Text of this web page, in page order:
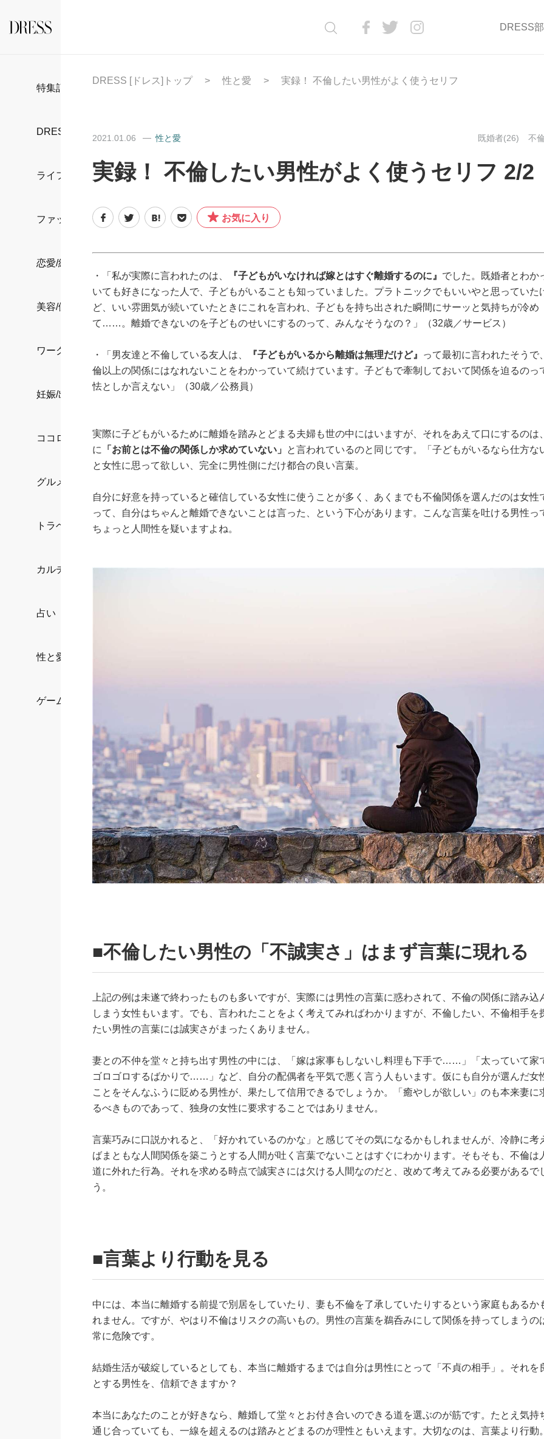
DRESS
特集記事
DRESS部活
ライフスタイル
ファッション
恋愛/結婚/離婚
美容/健康
ワークスタイル
妊娠/出産/家族
ココロ/カラダ
グルメ
トラベル
カルチャー/エンタメ
占い
性と愛
ゲーム
DRESS [ドレス]トップ 性と愛 実録！ 不倫したい男性がよく使うセリフ
2021.01.06 性と愛 既婚者(26) 不
実録！ 不倫したい男性がよく使うセリフ 2/2
お気に入り
・「私が実際に言われたのは、 『子どもがいなければ嫁とはすぐ離婚するのに』 でした。既婚者とわか
いても好きになった人で、子どもがいることも知っていました。プラトニックでもいいやと思っていた
ど、いい雰囲気が続いていたときにこれを言われ、子どもを持ち出された瞬間にサーッと気持ちが冷め
て……。離婚できないのを子どものせいにするのって、みんなそうなの？」（32歳／サービス）
・「男友達と不倫している友人は、 『子どもがいるから離婚は無理だけど』
って最初に言われたそうで
倫以上の関係にはなれないことをわかっていて続けています。子どもで牽制しておいて関係を迫るのっ
怯としか言えない」（30歳／公務員）
実際に子どもがいるために離婚を踏みとどまる夫婦も世の中にはいますが、それをあえて口にするのは
に
「お前とは不倫の関係しか求めていない」
と言われているのと同じです。「子どもがいるなら仕方な
と女性に思って欲しい、完全に男性側にだけ都合の良い言葉。
自分に好意を持っていると確信している女性に使うことが多く、あくまでも不倫関係を選んだのは女性
って、自分はちゃんと離婚できないことは言った、という下心があります。こんな言葉を吐ける男性っ
ちょっと人間性を疑いますよね。
■不倫したい男性の「不誠実さ」はまず言葉に現れる
上記の例は未遂で終わったものも多いですが、実際には男性の言葉に惑わされて、不倫の関係に踏み込
しまう女性もいます。でも、言われたことをよく考えてみればわかりますが、不倫したい、不倫相手を
たい男性の言葉には誠実さがまったくありません。
妻との不仲を堂々と持ち出す男性の中には、「嫁は家事もしないし料理も下手で……」「太っていて家
ゴロゴロするばかりで……」など、自分の配偶者を平気で悪く言う人もいます。仮にも自分が選んだ女
ことをそんなふうに貶める男性が、果たして信用できるでしょうか。「癒やしが欲しい」のも本来妻に
るべきものであって、独身の女性に要求することではありません。
言葉巧みに口説かれると、「好かれているのかな」と感じてその気になるかもしれませんが、冷静に考
ばまともな人間関係を築こうとする人間が吐く言葉でないことはすぐにわかります。そもそも、不倫は
道に外れた行為。それを求める時点で誠実さには欠ける人間なのだと、改めて考えてみる必要があるで
う。
■言葉より行動を見る
中には、本当に離婚する前提で別居をしていたり、妻も不倫を了承していたりするという家庭もあるか
れません。ですが、やはり不倫はリスクの高いもの。男性の言葉を鵜呑みにして関係を持ってしまうの
常に危険です。
結婚生活が破綻しているとしても、本当に離婚するまでは自分は男性にとって「不貞の相手」。それを
とする男性を、信頼できますか？
本当にあなたのことが好きなら、離婚して堂々とお付き合いのできる道を選ぶのが筋です。たとえ気持
通じ合っていても、一線を超えるのは踏みとどまるのが理性ともいえます。大切なのは、言葉より行動